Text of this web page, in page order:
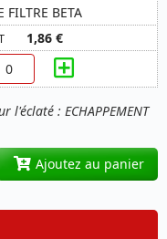
l'éclaté : ECHAPPEMENT
FILTRE BETA
1,86 €
Ajoutez au panier